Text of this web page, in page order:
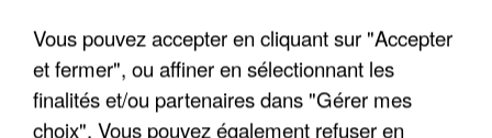
"ON A TOUS LE TRAC"
Vous pouvez accepter en cliquant sur "Accepter
et fermer", ou affiner en sélectionnant les
finalités et/ou partenaires dans "Gérer mes
choix". Vous pouvez également refuser en